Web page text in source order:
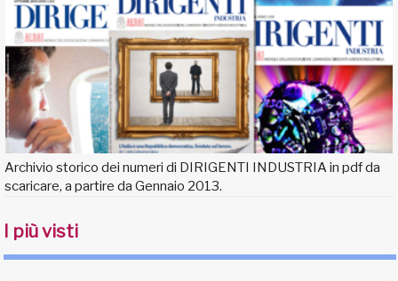
Archivio storico dei numeri di DIRIGENTI INDUSTRIA in pdf da
scaricare, a partire da Gennaio 2013.
I più visti